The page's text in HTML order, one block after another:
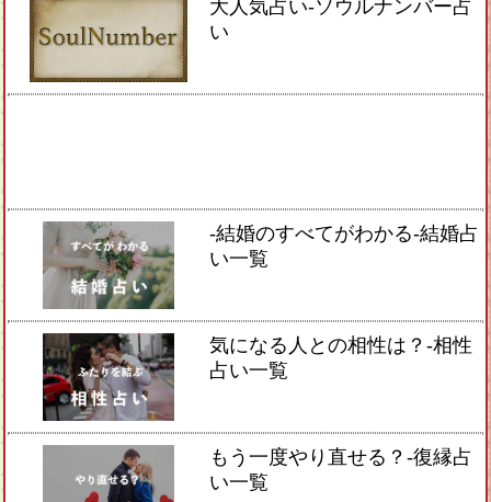
大人気占い-ソウルナンバー占
い
-結婚のすべてがわかる-結婚占
い一覧
気になる人との相性は？-相性
占い一覧
もう一度やり直せる？-復縁占
い一覧